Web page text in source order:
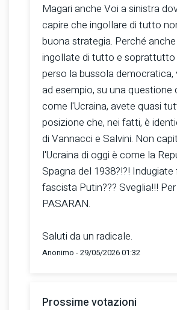
Magari anche Voi a sinistra
capire che ingollare di tutto
buona strategia. Perché
ingollate di tutto e soprattutto
perso la bussola democratica,
ad esempio, su una questione
come l'Ucraina, avete quasi
posizione che, nei fatti, è
di Vannacci e Salvini. Non
l'Ucraina di oggi è come la
Spagna del 1938?!?!
fascista Putin??? Sveglia!!!
PASARAN.
Saluti da un radicale.
Anonimo - 29/05/2026 01:32
Prossime votazioni